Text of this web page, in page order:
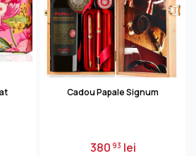
Cadou Papale Signum
38093 lei